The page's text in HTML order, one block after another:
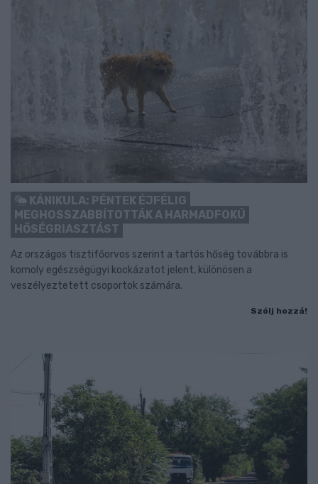
KÁNIKULA: PÉNTEK ÉJFÉLIG
MEGHOSSZABBÍTOTTÁK A HARMADFOKÚ
HŐSÉGRIASZTÁST
Az országos tisztifőorvos szerint a tartós hőség továbbra is
komoly egészségügyi kockázatot jelent, különösen a
veszélyeztetett csoportok számára.
Szólj hozzá!